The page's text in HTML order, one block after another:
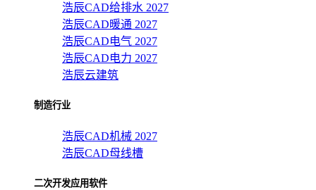
浩辰CAD给排水 2027
浩辰CAD暖通 2027
浩辰CAD电气 2027
浩辰CAD电力 2027
浩辰云建筑
制造行业
浩辰CAD机械 2027
浩辰CAD母线槽
二次开发应用软件